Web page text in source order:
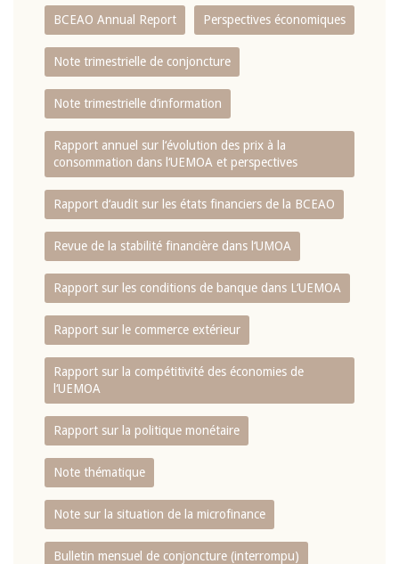
BCEAO Annual Report Perspectives économiques
Note trimestrielle de conjoncture
Note trimestrielle d‘information
Rapport annuel sur l‘évolution des prix à la
consommation dans l‘UEMOA et perspectives
Rapport d‘audit sur les états financiers de la BCEAO
Revue de la stabilité financière dans l‘UMOA
Rapport sur les conditions de banque dans L‘UEMOA
Rapport sur le commerce extérieur
Rapport sur la compétitivité des économies de
l‘UEMOA
Rapport sur la politique monétaire
Note thématique
Note sur la situation de la microfinance
Bulletin mensuel de conjoncture (interrompu)